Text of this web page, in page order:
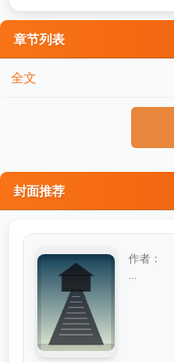
章节列表
全文
封面推荐
作者：